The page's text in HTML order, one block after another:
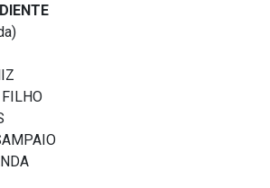
Eventos e
Batalhão de
e
e Des.